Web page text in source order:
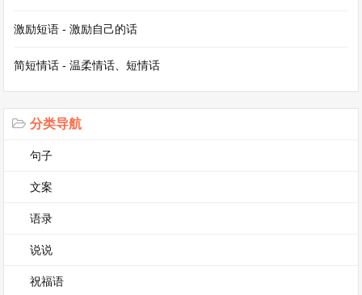
些黯淡，边缘也微微卷曲。我紧紧地握着它，仿佛
握着我们曾经的爱情。可那爱情，就像这片枫叶一
样，在时光的流逝中渐渐枯萎、凋零。泪水模糊了
我的视线，我分不清是枫叶的红还是心中的血在流
短文五：《破碎的相框》
曾经的合影。我呆呆地看着那破碎的相框，手微微
激励短语 - 激励自己的话
简短情话 - 温柔情话、短情话
分类导航
句子
文案
语录
说说
祝福语